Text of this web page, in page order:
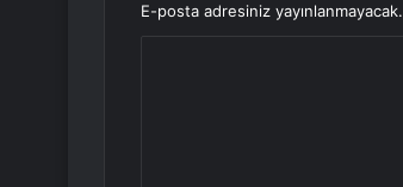
E-posta adresiniz yayınlanmayacak.